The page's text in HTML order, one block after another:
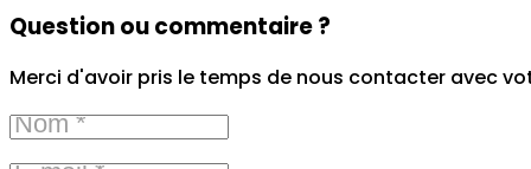
Question ou commentaire ?
Merci d'avoir pris le temps de nous contacter avec